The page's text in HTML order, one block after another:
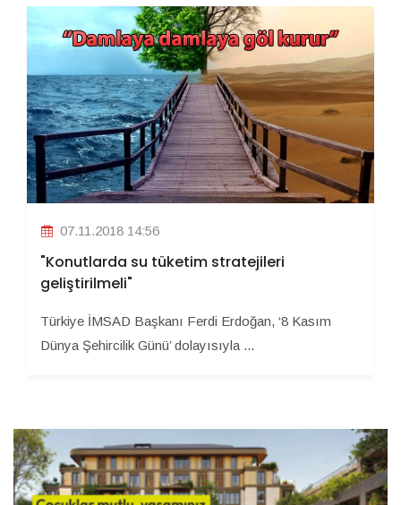
07.11.2018 14:56
"Konutlarda su tüketim stratejileri
geliştirilmeli"
Türkiye İMSAD Başkanı Ferdi Erdoğan, ‘8 Kasım
Dünya Şehircilik Günü’ dolayısıyla ...